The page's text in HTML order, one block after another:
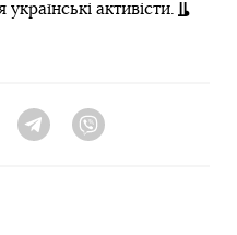
активісти.
Twitter Telegram